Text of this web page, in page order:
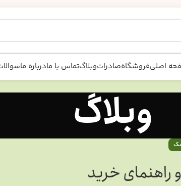
اصلیفروشگاهصادراتوبلاگتماس با مادرباره ما
وبلاگ
راهنمای خرید